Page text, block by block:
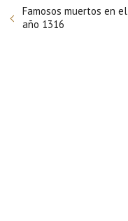
Famosos muertos en el
año 1316